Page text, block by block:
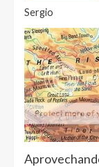
Sergio